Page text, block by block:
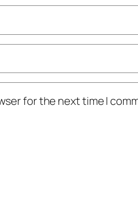
for the next time I